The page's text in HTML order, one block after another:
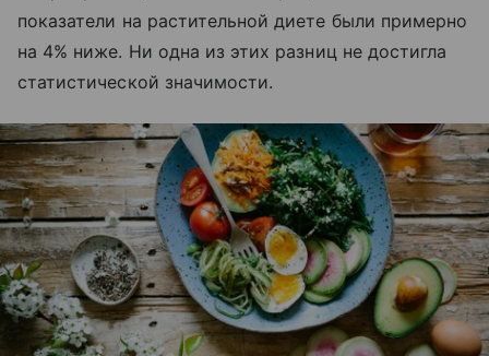
показатели на растительной диете были примерно
на 4% ниже. Ни одна из этих разниц не достигла
статистической значимости.